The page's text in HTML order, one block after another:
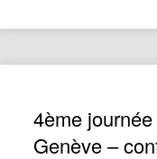
4ème
Genève –